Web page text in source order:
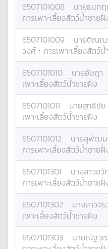
6507101008 นายธนก
การเพาะเลี้ยงสัตว์น้ำชายฝั่
6507101009 นายติณณ
วงศ์ : การเพาะเลี้ยงสัตว์
6507101010 นายอัษฎา
เพาะเลี้ยงสัตว์น้ำชายฝั่ง
6507101011 นายสุทธิชัย
เพาะเลี้ยงสัตว์น้ำชายฝั่ง
6507101012 นายสุพัฒ
การเพาะเลี้ยงสัตว์น้ำชายฝั่
6507101301 นางสาวข
การเพาะเลี้ยงสัตว์น้ำชายฝั่
6507101302 นางสาวจิ
เพาะเลี้ยงสัตว์น้ำชายฝั่ง
6507101303 นายณัฐวุ